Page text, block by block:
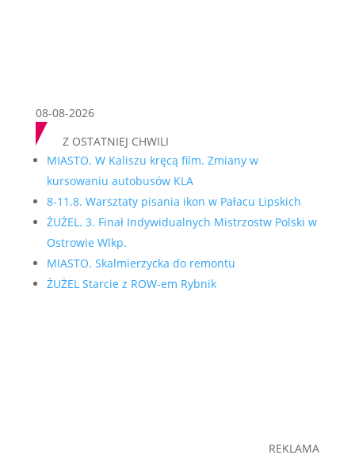
08-08-2026
Z OSTATNIEJ CHWILI
MIASTO. W Kaliszu kręcą film. Zmiany w
kursowaniu autobusów KLA
8-11.8. Warsztaty pisania ikon w Pałacu Lipskich
ŻUŻEL. 3. Finał Indywidualnych Mistrzostw Polski w
Ostrowie Wlkp.
MIASTO. Skalmierzycka do remontu
ŻUŻEL Starcie z ROW-em Rybnik
REKLAMA